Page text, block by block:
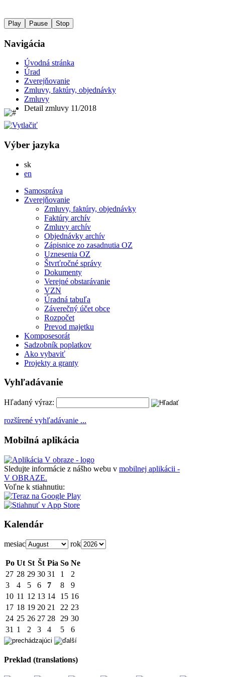
Play Pause Stop
Navigácia
Úvodná stránka
Úrad
Zverejňovanie
Zmluvy, faktúry, objednávky
Zmluvy
Detail zmluvy 11/2018
Výber jazyka
skSlovensky
en
Samospráva
Zverejňovanie
Zmluvy, faktúry, objednávky
Faktúry archív
Zmluvy archív
Objednávky archív
Zápisnice zo zasadnutia OZ
Uznesenia OZ
Štvrťročné správy
Dokumenty
Verejné obstarávanie
VZN
Úradná tabuľa
Záverečný účet obce
Rozpočet
Prevod majetku
Komposesorát
Sadzobník poplatkov
Ako vybaviť
Projekty a granty
Vyhľadávanie
Hľadaný výraz:
rozšírené vyhľadávanie ...
Mobilná aplikácia
Sledujte informácie z nášho webu v mobilnej aplikácii -
V OBRAZE.
Voľne k stiahnutiu:
Kalendár
mesiac rok
Po Ut St Št Pia So Ne
27 28 29 30 31 1
2
3
4 5 6 7 8
9
10 11 12 13 14 15 16
17 18 19 20 21 22 23
24 25 26 27 28 29 30
31 1 2 3 4 5 6
Preklad (translations)